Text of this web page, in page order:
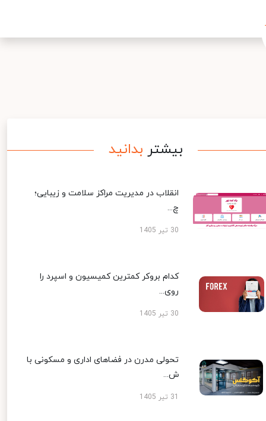
بیشتر بدانید
انقلاب در مدیریت مراکز سلامت و زیبایی؛
چ...
30 تیر 1405
کدام بروکر کمترین کمیسیون و اسپرد را
روی...
30 تیر 1405
تحولی مدرن در فضاهای اداری و مسکونی با
ش...